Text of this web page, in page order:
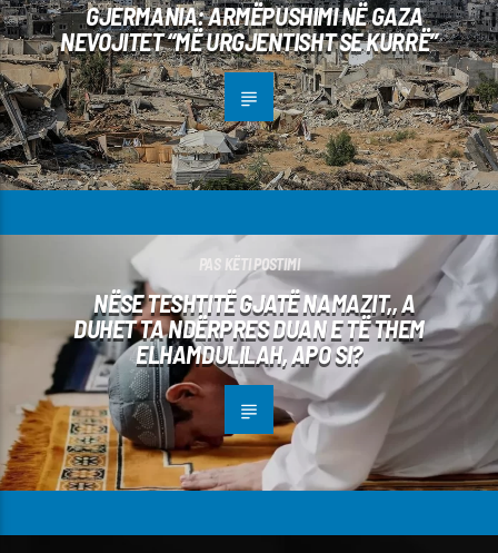
GJERMANIA: ARMËPUSHIMI NË GAZA
NEVOJITET “MË URGJENTISHT SE KURRË”
PAS KËTI POSTIMI
NËSE TESHTITË GJATË NAMAZIT,, A
DUHET TA NDËRPRES DUAN E TË THEM
ELHAMDULILAH, APO SI?